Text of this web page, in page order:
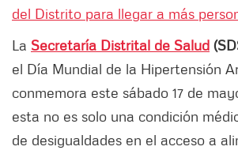
del Distrito para llegar a más
La Secretaría Distrital de Salud
el Día Mundial de la Hipertensión
conmemora este sábado 17 de
esta no es solo una condición
de desigualdades en el acceso a